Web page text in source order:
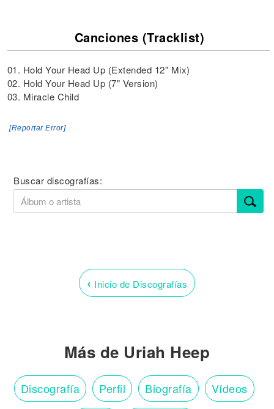
Canciones (Tracklist)
01. Hold Your Head Up (Extended 12" Mix)
02. Hold Your Head Up (7" Version)
03. Miracle Child
[Reportar Error]
Buscar discografías:
‹ Inicio de Discografías
Más de Uriah Heep
Discografía Perfil Biografía Vídeos